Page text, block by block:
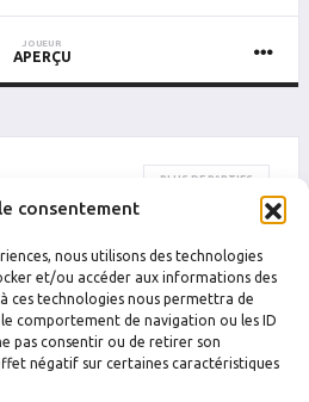
consentement
nous utilisons des technologies
et/ou accéder aux informations des
ces technologies nous permettra de
comportement de navigation ou les ID
pas consentir ou de retirer son
négatif sur certaines caractéristiques
JOUEUR
APERÇU
PLUS DE PARTIES
Drummondville
Crossfit 500
Drummondville
Les commandos